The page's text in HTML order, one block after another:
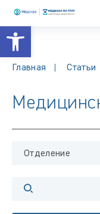
Открыть панель
Главная Статьи
Отделение